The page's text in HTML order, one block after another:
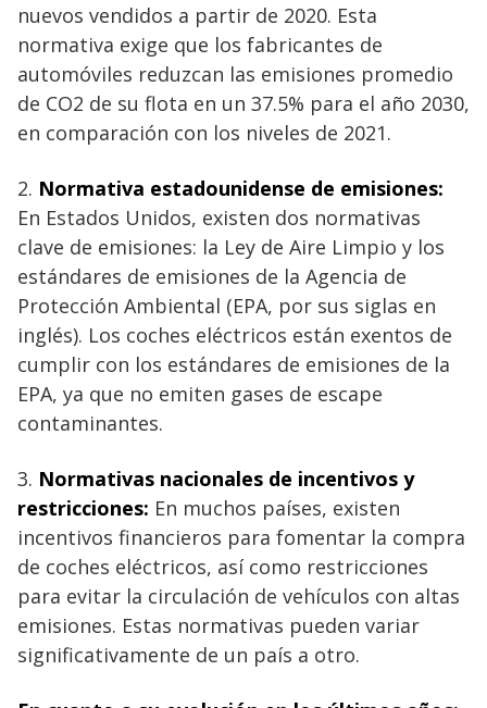
nuevos vendidos a partir de 2020. Esta
normativa exige que los fabricantes de
automóviles reduzcan las emisiones promedio
de CO2 de su flota en un 37.5% para el año 2030,
en comparación con los niveles de 2021.
2. Normativa estadounidense de emisiones:
En Estados Unidos, existen dos normativas
clave de emisiones: la Ley de Aire Limpio y los
estándares de emisiones de la Agencia de
Protección Ambiental (EPA, por sus siglas en
inglés). Los coches eléctricos están exentos de
cumplir con los estándares de emisiones de la
EPA, ya que no emiten gases de escape
contaminantes.
3. Normativas nacionales de incentivos y
restricciones: En muchos países, existen
incentivos financieros para fomentar la compra
de coches eléctricos, así como restricciones
para evitar la circulación de vehículos con altas
emisiones. Estas normativas pueden variar
significativamente de un país a otro.